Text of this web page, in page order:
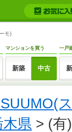
モ)
マンションを買う
新築 中古
一戸
木県 > (有